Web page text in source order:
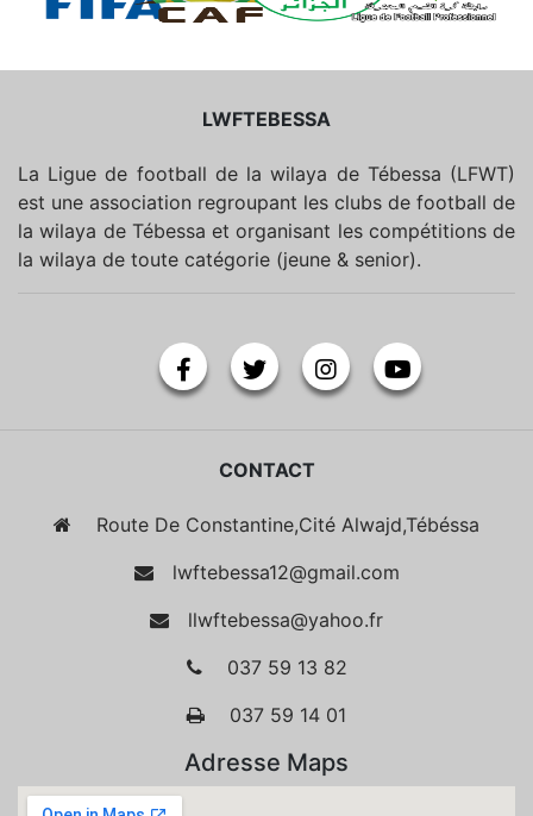
LWFTEBESSA
La Ligue de football de la wilaya de Tébessa (LFWT)
est une association regroupant les clubs de football de
la wilaya de Tébessa et organisant les compétitions de
la wilaya de toute catégorie (jeune & senior).
CONTACT
Route De Constantine,Cité Alwajd,Tébéssa
lwftebessa12@gmail.com
llwftebessa@yahoo.fr
037 59 13 82
037 59 14 01
Adresse Maps